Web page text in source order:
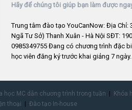
Hãy để chúng tôi giúp bạn làm được
Trung tâm đào tạo YouCanNow: Địa Chỉ:
Ngã Tư Sở) Thanh Xuân - Hà Nội SĐT:
0985349755 Đang có chương trình đặc
học viên đăng ký trước khai giảng 7 ngày.
học MC dẫn chương trình trong tuần Khóa
thoại Đào tạo In-house